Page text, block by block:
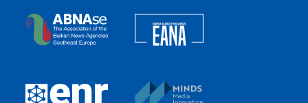
The Assocoation of the Balkan News Agencies
European Newsroom